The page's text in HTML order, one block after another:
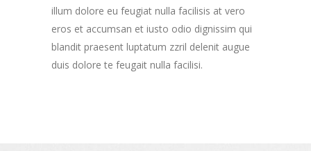
illum dolore eu feugiat nulla facilisis at vero
eros et accumsan et iusto odio dignissim qui
blandit praesent luptatum zzril delenit augue
duis dolore te feugait nulla facilisi.